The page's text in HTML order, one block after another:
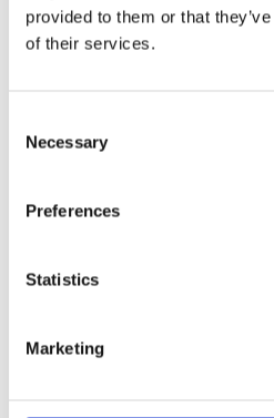
provided to them or that
of their services.
Selection
Necessary
Preferences
Statistics
Marketing
Vacker konstgjord
perfekta blomman att
Sätt ihop den med några